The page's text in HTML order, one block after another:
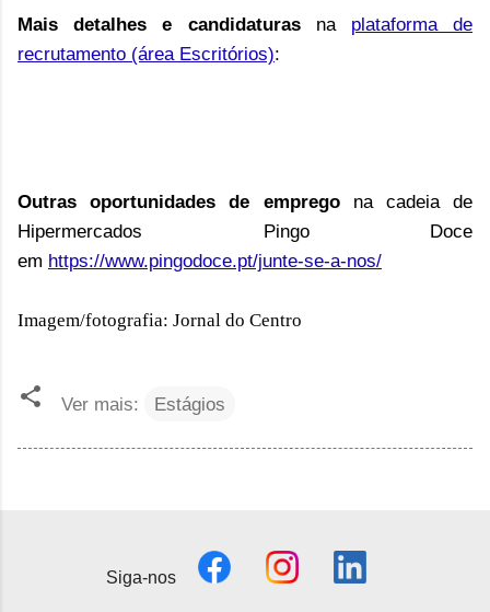
Mais detalhes e candidaturasna plataforma de
recrutamento (área Escritórios):
Outras oportunidades de emprego na cadeia de
Hipermercados Pingo Doce
em https://www.pingodoce.pt/junte-se-a-nos/
Imagem/fotografia: Jornal do Centro
Ver mais: Estágios
Siga-nos